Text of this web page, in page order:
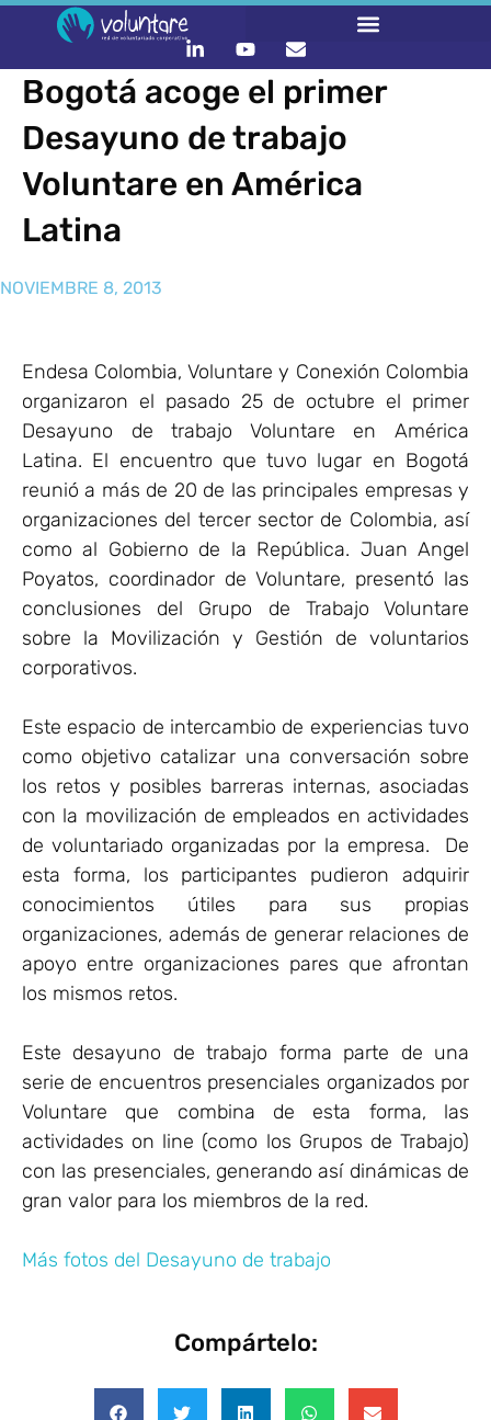
Bogotá acoge el primer
Desayuno de trabajo
Voluntare en América
Latina
NOVIEMBRE 8, 2013
Endesa Colombia, Voluntare y Conexión Colombia
organizaron el pasado 25 de octubre el primer
Desayuno de trabajo Voluntare en América
Latina. El encuentro que tuvo lugar en Bogotá
reunió a más de 20 de las principales empresas y
organizaciones del tercer sector de Colombia, así
como al Gobierno de la República. Juan Angel
Poyatos, coordinador de Voluntare, presentó las
conclusiones del Grupo de Trabajo Voluntare
sobre la Movilización y Gestión de voluntarios
corporativos.
Este espacio de intercambio de experiencias tuvo
como objetivo catalizar una conversación sobre
los retos y posibles barreras internas, asociadas
con la movilización de empleados en actividades
de voluntariado organizadas por la empresa. De
esta forma, los participantes pudieron adquirir
conocimientos útiles para sus propias
organizaciones, además de generar relaciones de
apoyo entre organizaciones pares que afrontan
los mismos retos.
Este desayuno de trabajo forma parte de una
serie de encuentros presenciales organizados por
Voluntare que combina de esta forma, las
actividades on line (como los Grupos de Trabajo)
con las presenciales, generando así dinámicas de
gran valor para los miembros de la red.
Más fotos del Desayuno de trabajo
Compártelo: